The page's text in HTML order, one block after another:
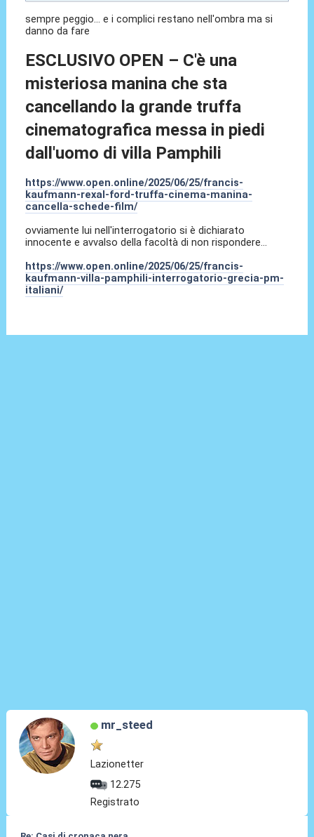
sempre peggio... e i complici restano nell'ombra ma si
danno da fare
ESCLUSIVO OPEN – C'è una
misteriosa manina che sta
cancellando la grande truffa
cinematografica messa in piedi
dall'uomo di villa Pamphili
https://www.open.online/2025/06/25/francis-
kaufmann-rexal-ford-truffa-cinema-manina-
cancella-schede-film/
ovviamente lui nell'interrogatorio si è dichiarato
innocente e avvalso della facoltà di non rispondere...
https://www.open.online/2025/06/25/francis-
kaufmann-villa-pamphili-interrogatorio-grecia-pm-
italiani/
mr_steed
Lazionetter
12.275
Registrato